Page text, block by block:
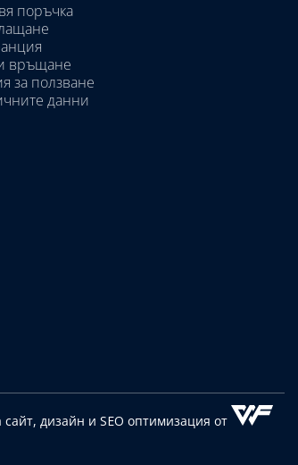
поръчка
връщане
за ползване
данни
сайт, дизайн и SEO оптимизация от